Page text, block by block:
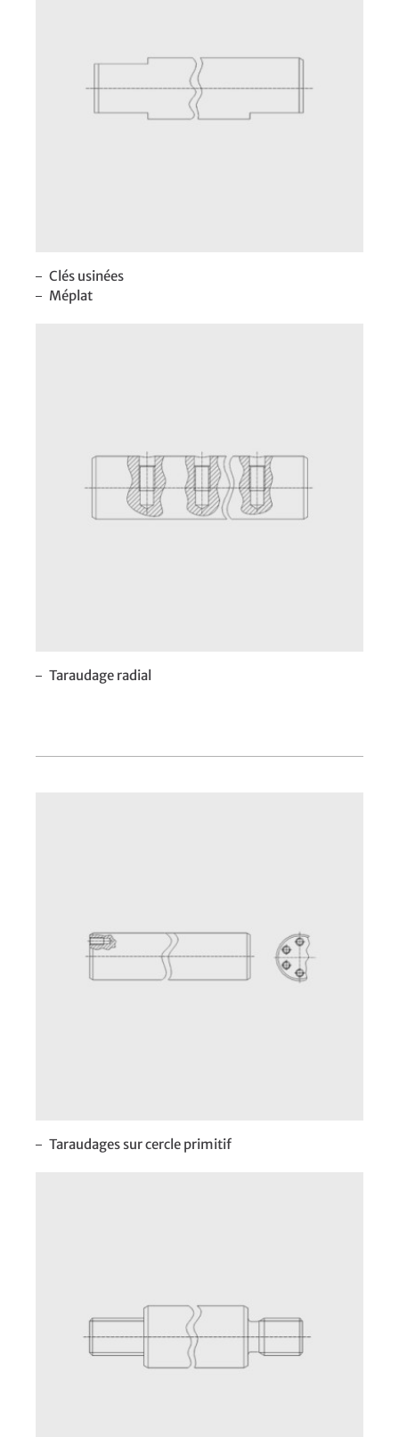
Clés usinées
Méplat
Taraudage radial
Taraudages sur cercle primitif